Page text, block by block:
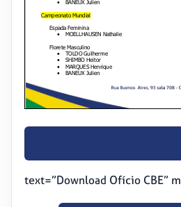
text=”Download Ofício CBE”